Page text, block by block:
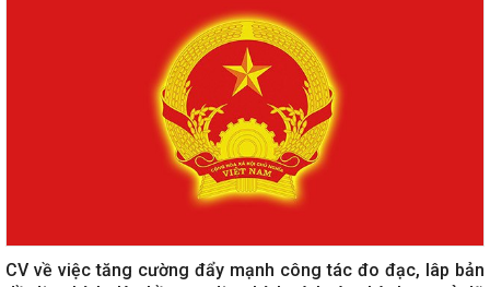
CV về việc tăng cường đẩy mạnh công tác đo đạc, lâp bản